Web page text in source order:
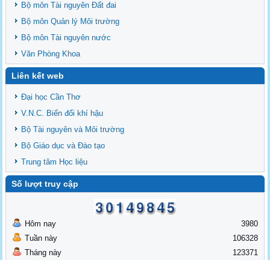
Bộ môn Tài nguyên Đất đai
Bộ môn Quản lý Môi trường
Bộ môn Tài nguyên nước
Văn Phòng Khoa
Liên kết web
Đại học Cần Thơ
V.N.C. Biến đổi khí hậu
Bộ Tài nguyên và Môi trường
Bộ Giáo dục và Đào tạo
Trung tâm Học liệu
Số lượt truy cập
Hôm nay
Tuần này
Tháng này
3980
106328
123371